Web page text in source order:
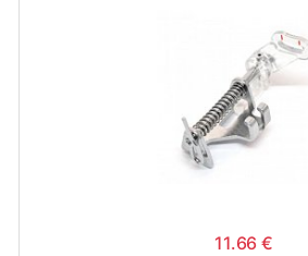
11.66 €